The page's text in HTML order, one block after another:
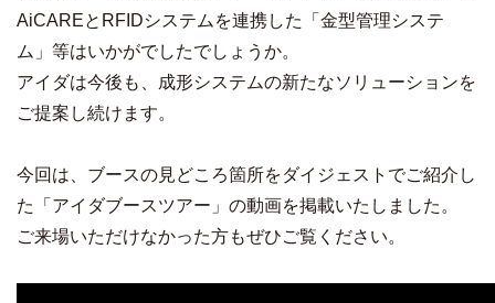
AiCAREとRFIDシステムを連携した「金型管理システ
ム」等はいかがでしたでしょうか。
アイダは今後も、成形システムの新たなソリューションを
ご提案し続けます。
今回は、ブースの見どころ箇所をダイジェストでご紹介し
た「アイダブースツアー」の動画を掲載いたしました。
ご来場いただけなかった方もぜひご覧ください。